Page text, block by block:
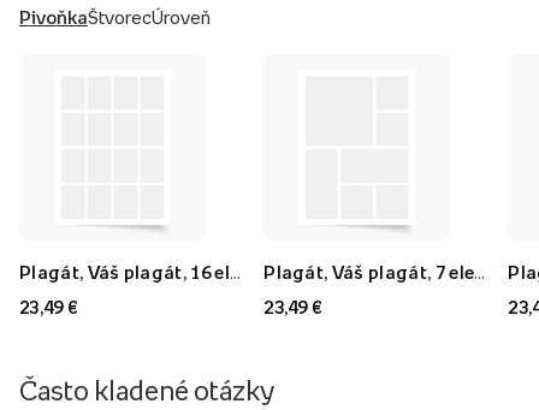
PivoňkaŠtvorecÚroveň
23,49 €
23,49 €
Často kladené otázky